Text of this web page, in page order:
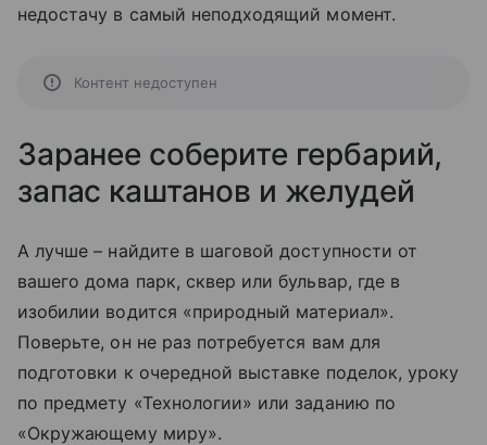
недостачу в самый неподходящий момент.
Контент недоступен
Заранее соберите гербарий,
запас каштанов и желудей
А лучше – найдите в шаговой доступности от
вашего дома парк, сквер или бульвар, где в
изобилии водится «природный материал».
Поверьте, он не раз потребуется вам для
подготовки к очередной выставке поделок, уроку
по предмету «Технологии» или заданию по
«Окружающему миру».